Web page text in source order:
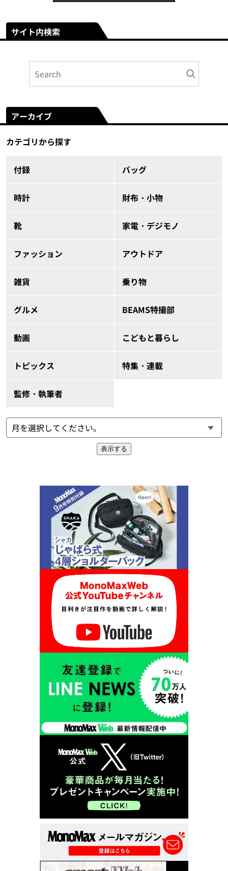
サイト内検索
アーカイブ
カテゴリから探す
付録 バッグ
時計 財布・小物
靴 家電・デジモノ
ファッション アウトドア
雑貨 乗り物
グルメ BEAMS特撮部
動画 こどもと暮らし
トピックス 特集・連載
監修・執筆者
表示する